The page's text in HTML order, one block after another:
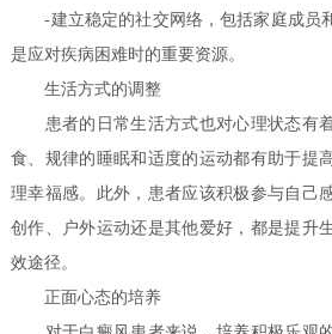
-建立稳定的社交网络，包括家庭成员
是应对疾病困难时的重要资源。
生活方式的调整
患者的日常生活方式也对心理状态有
食、规律的睡眠和适度的运动都有助于提
理幸福感。此外，患者应该积极参与自己
创作、户外运动还是其他爱好，都是提升
效途径。
正面心态的培养